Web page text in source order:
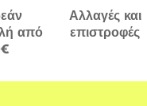
από
Αλλαγές και
επιστροφές